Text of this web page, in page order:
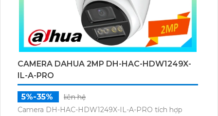
CAMERA DAHUA 2MP DH-HAC-HDW1249X-
IL-A-PRO
5%-35%
liên hệ
Camera DH-HAC-HDW1249X-IL-A-PRO tích hợp